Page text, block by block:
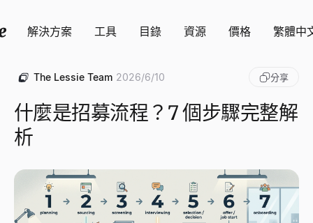
解決方案 工具 目錄 資源 價格 繁體中
The Lessie Team 2026/6/10 分享
什麼是招募流程？7 個步驟完整解
析